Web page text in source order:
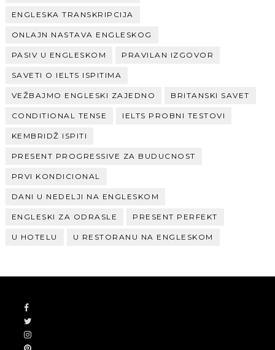
ENGLESKA TRANSKRIPCIJA
ONLAJN NASTAVA ENGLESKOG
PASIV U ENGLESKOM PRAVILAN IZGOVOR
SAVETI O IELTS ISPITIMA
VEŽBAJMO ENGLESKI ZAJEDNO BRITANSKI SAVET
CONDITIONAL TENSE IELTS PROBNI TESTOVI
KEMBRIDŽ ISPITI
PRESENT PROGRESSIVE ZA BUDUCNOST
PRVI KONDICIONAL
DANI U NEDELJI NA ENGLESKOM
ENGLESKI ZA ODRASLE PRESENT PERFEKT
U HOTELU U RESTORANU NA ENGLESKOM